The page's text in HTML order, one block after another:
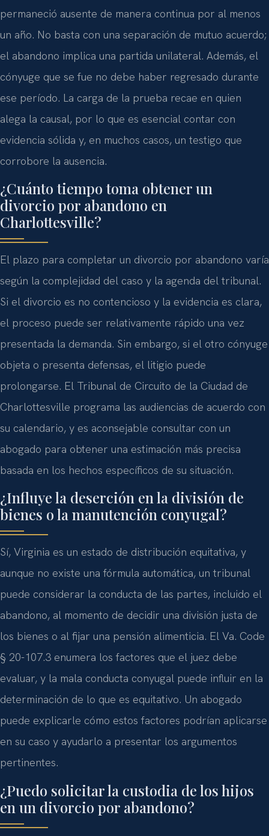
permaneció ausente de manera continua por al menos
un año. No basta con una separación de mutuo acuerdo;
el abandono implica una partida unilateral. Además, el
cónyuge que se fue no debe haber regresado durante
ese período. La carga de la prueba recae en quien
alega la causal, por lo que es esencial contar con
evidencia sólida y, en muchos casos, un testigo que
corrobore la ausencia.
¿Cuánto tiempo toma obtener un
divorcio por abandono en
Charlottesville?
El plazo para completar un divorcio por abandono varía
según la complejidad del caso y la agenda del tribunal.
Si el divorcio es no contencioso y la evidencia es clara,
el proceso puede ser relativamente rápido una vez
presentada la demanda. Sin embargo, si el otro cónyuge
objeta o presenta defensas, el litigio puede
prolongarse. El Tribunal de Circuito de la Ciudad de
Charlottesville programa las audiencias de acuerdo con
su calendario, y es aconsejable consultar con un
abogado para obtener una estimación más precisa
basada en los hechos específicos de su situación.
¿Influye la deserción en la división de
bienes o la manutención conyugal?
Sí, Virginia es un estado de distribución equitativa, y
aunque no existe una fórmula automática, un tribunal
puede considerar la conducta de las partes, incluido el
abandono, al momento de decidir una división justa de
los bienes o al fijar una pensión alimenticia. El Va. Code
§ 20-107.3 enumera los factores que el juez debe
evaluar, y la mala conducta conyugal puede influir en la
determinación de lo que es equitativo. Un abogado
puede explicarle cómo estos factores podrían aplicarse
en su caso y ayudarlo a presentar los argumentos
pertinentes.
¿Puedo solicitar la custodia de los hijos
en un divorcio por abandono?